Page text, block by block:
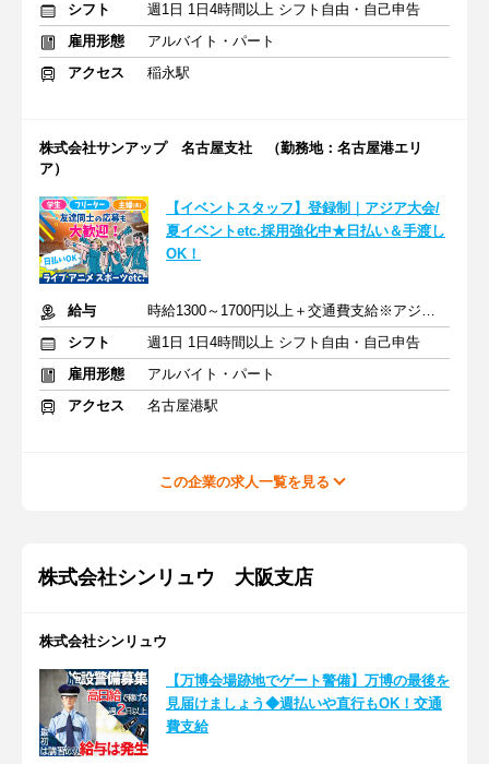
シフト
週1日 1日4時間以上 シフト自由・自己申告
雇用形態
アルバイト・パート
アクセス
稲永駅
株式会社サンアップ 名古屋支社 （勤務地：名古屋港エリ
ア）
【イベントスタッフ】登録制｜アジア大会/
夏イベントetc.採用強化中★日払い＆手渡し
OK！
給与
時給1300～1700円以上＋交通費支給※アジア大会手当もあり
シフト
週1日 1日4時間以上 シフト自由・自己申告
雇用形態
アルバイト・パート
アクセス
名古屋港駅
この企業の求人一覧を見る
株式会社シンリュウ 大阪支店
株式会社シンリュウ
【万博会場跡地でゲート警備】万博の最後を
見届けましょう◆週払いや直行もOK！交通
費支給